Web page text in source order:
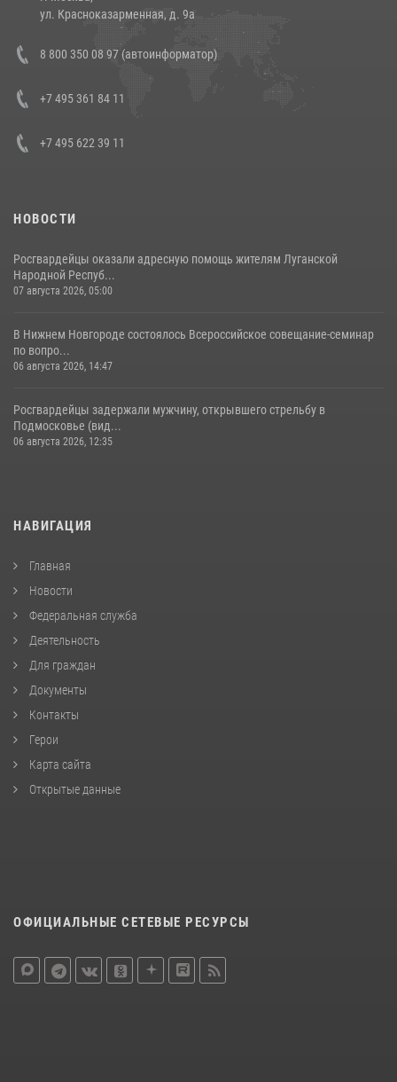
14 июля 2026, 12:20
В Росгвардии прошла военно-научная конференция по обобщению
боевого опыта
ул. Красноказарменная, д. 9а
8 800 350 08 97 (автоинформатор)
+7 495 361 84 11
+7 495 622 39 11
НОВОСТИ
Росгвардейцы оказали адресную помощь жителям Луганской
Народной Респуб...
07 августа 2026, 05:00
В Нижнем Новгороде состоялось Всероссийское совещание-семинар
по вопро...
06 августа 2026, 14:47
Росгвардейцы задержали мужчину, открывшего стрельбу в
Подмосковье (вид...
06 августа 2026, 12:35
НАВИГАЦИЯ
Главная
Новости
Федеральная служба
Деятельность
Для граждан
Документы
Контакты
Герои
Карта сайта
Открытые данные
ОФИЦИАЛЬНЫЕ СЕТЕВЫЕ РЕСУРСЫ